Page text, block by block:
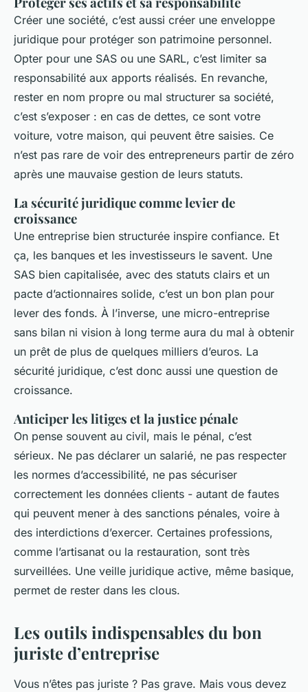
Créer une société, c’est aussi créer une enveloppe
juridique pour protéger son patrimoine personnel.
Opter pour une SAS ou une SARL, c’est limiter sa
responsabilité aux apports réalisés. En revanche,
rester en nom propre ou mal structurer sa société,
c’est s’exposer : en cas de dettes, ce sont votre
voiture, votre maison, qui peuvent être saisies. Ce
n’est pas rare de voir des entrepreneurs partir de zéro
après une mauvaise gestion de leurs statuts.
La sécurité juridique comme levier de
croissance
Une entreprise bien structurée inspire confiance. Et
ça, les banques et les investisseurs le savent. Une
SAS bien capitalisée, avec des statuts clairs et un
pacte d’actionnaires solide, c’est un bon plan pour
lever des fonds. À l’inverse, une micro-entreprise
sans bilan ni vision à long terme aura du mal à obtenir
un prêt de plus de quelques milliers d’euros. La
sécurité juridique, c’est donc aussi une question de
croissance.
Anticiper les litiges et la justice pénale
On pense souvent au civil, mais le pénal, c’est
sérieux. Ne pas déclarer un salarié, ne pas respecter
les normes d’accessibilité, ne pas sécuriser
correctement les données clients - autant de fautes
qui peuvent mener à des sanctions pénales, voire à
des interdictions d’exercer. Certaines professions,
comme l’artisanat ou la restauration, sont très
surveillées. Une veille juridique active, même basique,
permet de rester dans les clous.
Les outils indispensables du bon
juriste d’entreprise
Vous n’êtes pas juriste ? Pas grave. Mais vous devez